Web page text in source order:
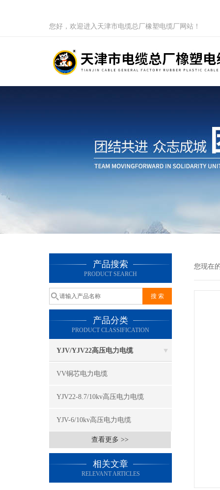
您好，欢迎进入天津市电缆总厂橡塑电缆厂网站！
产品搜索
PRODUCT SEARCH
产品分类
PRODUCT CLASSIFICATION
YJV/YJV22高压电力电缆
VV铜芯电力电缆
YJV22-8.7/10kv高压电力电缆
YJV-6/10kv高压电力电缆
查看更多 >>
相关文章
RELEVANT ARTICLES
您现在